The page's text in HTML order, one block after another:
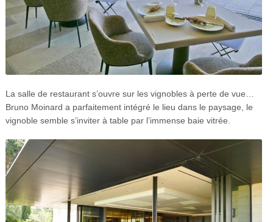
La salle de restaurant s’ouvre sur les vignobles à perte de vue…
Bruno Moinard a parfaitement intégré le lieu dans le paysage, le
vignoble semble s’inviter à table par l’immense baie vitrée.